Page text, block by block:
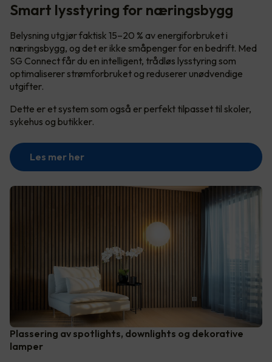
Smart lysstyring for næringsbygg
Belysning utgjør faktisk 15–20 % av energiforbruket i
næringsbygg, og det er ikke småpenger for en bedrift. Med
SG Connect får du en intelligent, trådløs lysstyring som
optimaliserer strømforbruket og reduserer unødvendige
utgifter.
Dette er et system som også er perfekt tilpasset til skoler,
sykehus og butikker.
Les mer her
Plassering av spotlights, downlights og dekorative
lamper